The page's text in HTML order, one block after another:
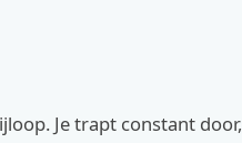
Je trapt constant door,